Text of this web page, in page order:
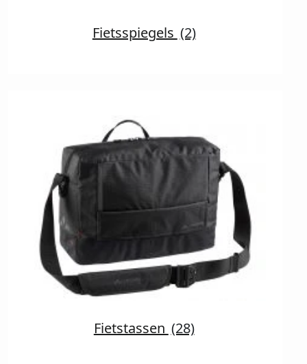
Fietsspiegels (2)
Fietstassen (28)